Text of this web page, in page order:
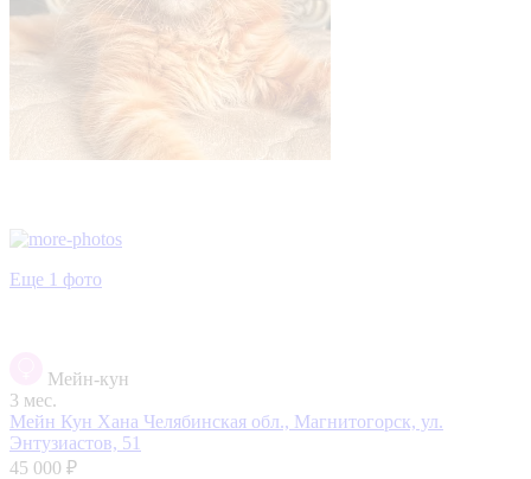
Еще 1 фото
Мейн-кун
3 мес.
Мейн Кун Хана Челябинская обл., Магнитогорск, ул.
Энтузиастов, 51
45 000 ₽